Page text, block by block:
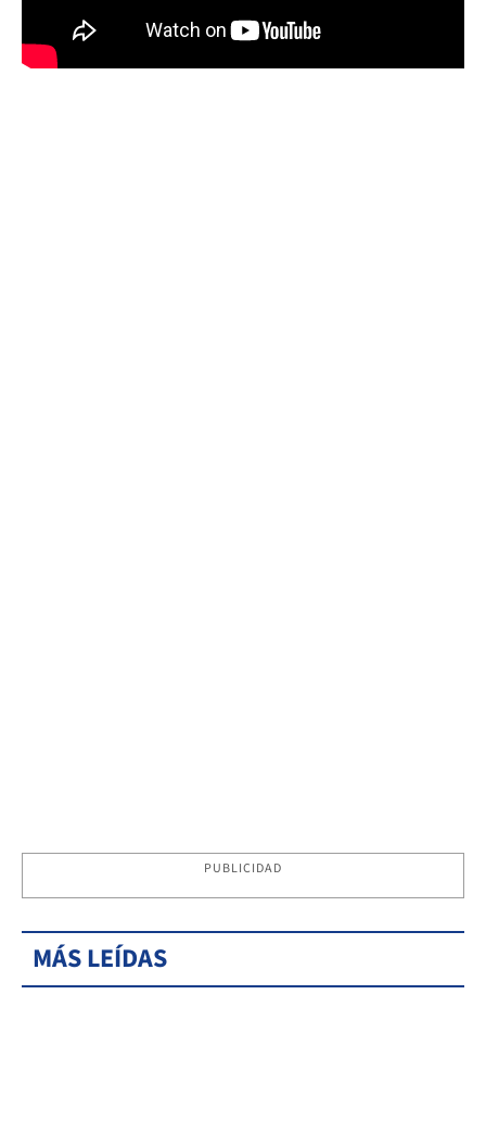
PUBLICIDAD
MÁS LEÍDAS